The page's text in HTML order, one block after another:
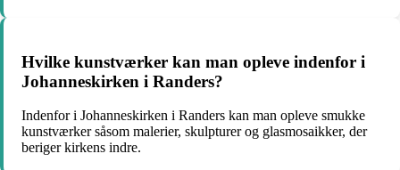
Hvilke kunstværker kan man opleve indenfor i
Johanneskirken i Randers?
Indenfor i Johanneskirken i Randers kan man opleve smukke
kunstværker såsom malerier, skulpturer og glasmosaikker, der
beriger kirkens indre.